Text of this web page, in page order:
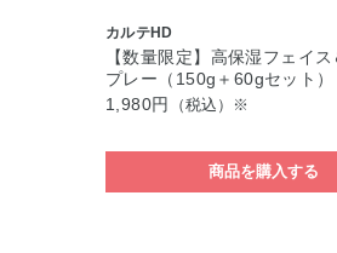
カルテHD
【数量限定】高保湿フェイ
プレー（150g＋60gセット）
1,980円
（税込）※
商品を購入する